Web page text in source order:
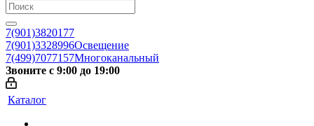
7(901)3820177
7(901)3328996Освещение
7(499)7077157Многоканальный
Звоните с 9:00 до 19:00
Каталог